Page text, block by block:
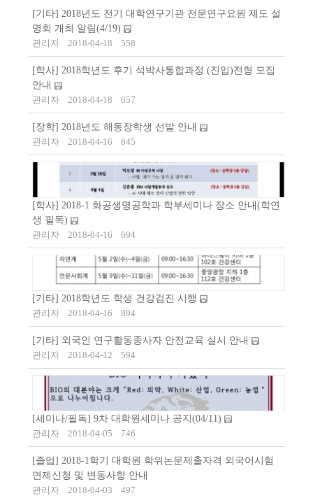
[기타] 2018년도 전기 대학연구기관 전문연구요원 제도 설
명회 개최 알림(4/19)
관리자
2018-04-18 558
[학사] 2018학년도 후기 석박사통합과정 (진입)전형 모집
안내
관리자
2018-04-18 657
[장학] 2018년도 해동장학생 선발 안내
관리자
2018-04-16 845
[학사] 2018-1 화공생명공학과 학부세미나 장소 안내(학연
생 필독)
관리자
2018-04-16 694
[기타] 2018학년도 학생 건강검진 시행
관리자
2018-04-16 894
[기타] 외국인 연구활동종사자 안전교육 실시 안내
관리자
2018-04-12 594
[세미나/필독] 9차 대학원세미나 공지(04/11)
관리자
2018-04-05 746
[졸업] 2018-1학기 대학원 학위논문제출자격 외국어시험
면제신청 및 변동사항 안내
관리자
2018-04-03 497